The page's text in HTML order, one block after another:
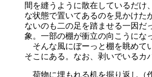
間を縫うように散在しているだけ
な状態で置いてあるのを見かけた
ないのも二の足を踏ませる一因だ
象。一部の棚が衝立の向こうにな
そんな風にぼーっと棚を眺めて
そこにある。なお、剥いでいるカ
荷物に埋もれる机を掘り返し（